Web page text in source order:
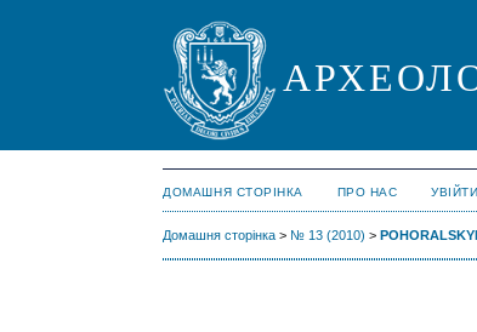
ДОМАШНЯ СТОРІНКА ПРО НАС УВІЙТИ
Домашня сторінка > № 13 (2010) >POHORALSKYI